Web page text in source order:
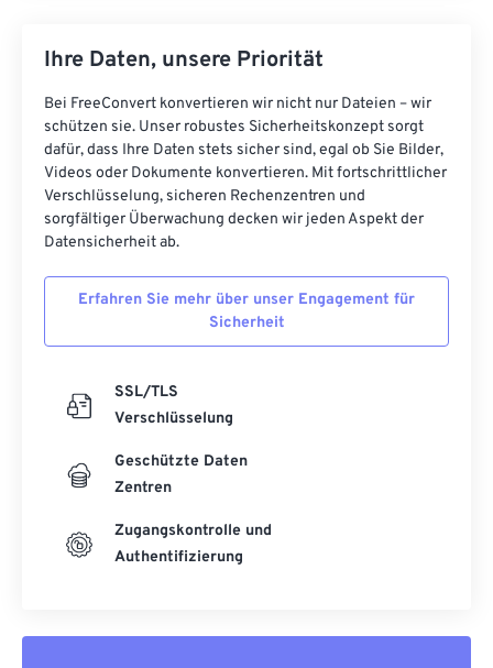
Ihre Daten, unsere Priorität
Bei FreeConvert konvertieren wir nicht nur Dateien – wir
schützen sie. Unser robustes Sicherheitskonzept sorgt
dafür, dass Ihre Daten stets sicher sind, egal ob Sie Bilder,
Videos oder Dokumente konvertieren. Mit fortschrittlicher
Verschlüsselung, sicheren Rechenzentren und
sorgfältiger Überwachung decken wir jeden Aspekt der
Datensicherheit ab.
Erfahren Sie mehr über unser Engagement für
Sicherheit
SSL/TLS
Verschlüsselung
Geschützte Daten
Zentren
Zugangskontrolle und
Authentifizierung